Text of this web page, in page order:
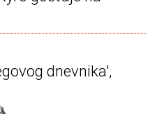
dnevnika',